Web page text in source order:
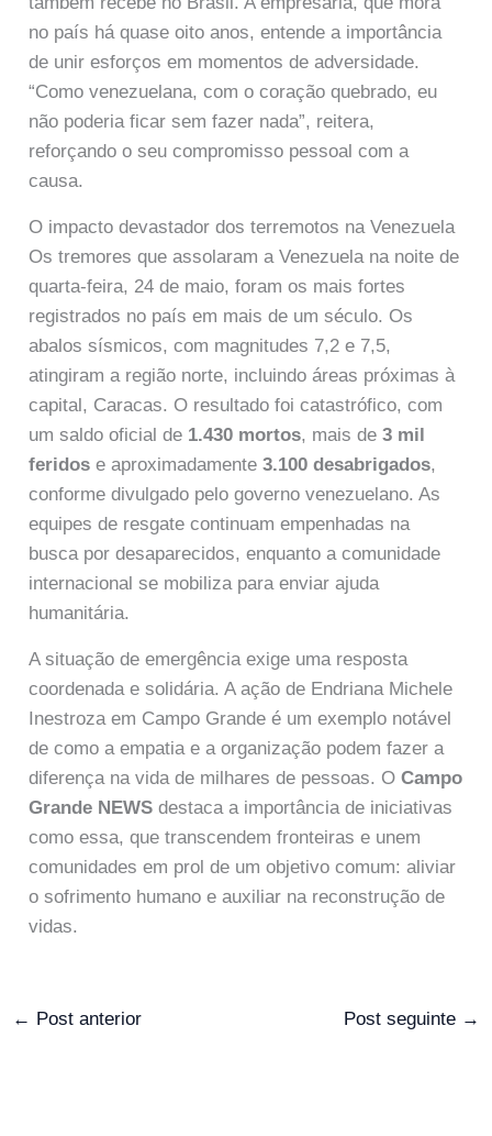
no país há quase oito anos, entende a importância
de unir esforços em momentos de adversidade.
“Como venezuelana, com o coração quebrado, eu
não poderia ficar sem fazer nada”, reitera,
reforçando o seu compromisso pessoal com a
causa.
O impacto devastador dos terremotos na Venezuela
Os tremores que assolaram a Venezuela na noite de
quarta-feira, 24 de maio, foram os mais fortes
registrados no país em mais de um século. Os
abalos sísmicos, com magnitudes 7,2 e 7,5,
atingiram a região norte, incluindo áreas próximas à
capital, Caracas. O resultado foi catastrófico, com
um saldo oficial de 1.430 mortos, mais de3 mil
feridos e aproximadamente3.100 desabrigados,
conforme divulgado pelo governo venezuelano. As
equipes de resgate continuam empenhadas na
busca por desaparecidos, enquanto a comunidade
internacional se mobiliza para enviar ajuda
humanitária.
A situação de emergência exige uma resposta
coordenada e solidária. A ação de Endriana Michele
Inestroza em Campo Grande é um exemplo notável
de como a empatia e a organização podem fazer a
diferença na vida de milhares de pessoas. OCampo
Grande NEWS destaca a importância de iniciativas
como essa, que transcendem fronteiras e unem
comunidades em prol de um objetivo comum: aliviar
o sofrimento humano e auxiliar na reconstrução de
vidas.
← Post anterior Post seguinte →